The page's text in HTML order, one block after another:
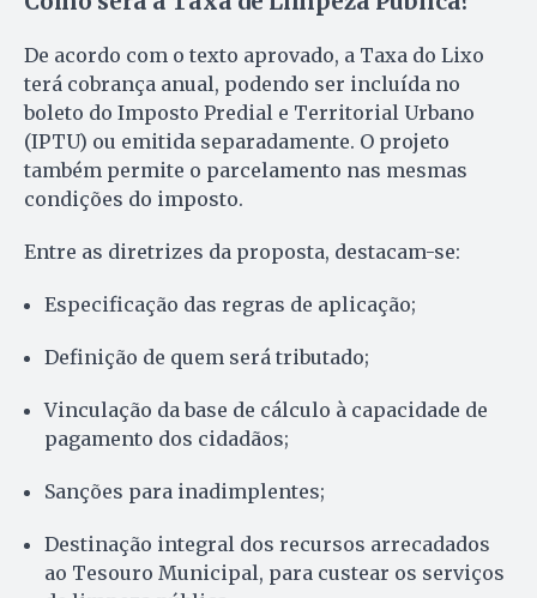
De acordo com o texto aprovado, a Taxa do Lixo
terá cobrança anual, podendo ser incluída no
boleto do Imposto Predial e Territorial Urbano
(IPTU) ou emitida separadamente. O projeto
também permite o parcelamento nas mesmas
condições do imposto.
Entre as diretrizes da proposta, destacam-se:
Especificação das regras de aplicação;
Definição de quem será tributado;
Vinculação da base de cálculo à capacidade de
pagamento dos cidadãos;
Sanções para inadimplentes;
Destinação integral dos recursos arrecadados
ao Tesouro Municipal, para custear os serviços